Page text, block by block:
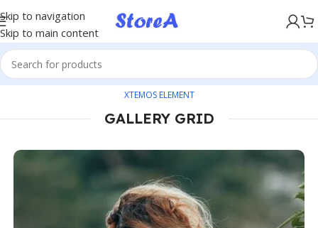
Skip to navigation
Skip to main content
KÖP NU, BETALA SENARE MED KLARNA
XTEMOS ELEMENT
GALLERY GRID